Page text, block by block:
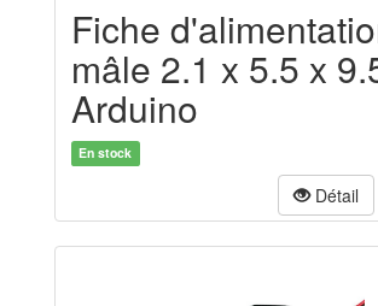
Fiche
mâle 2.1 x 5.5 x
Arduino
En stock
Détail